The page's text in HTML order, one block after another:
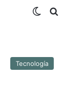
Tecnología